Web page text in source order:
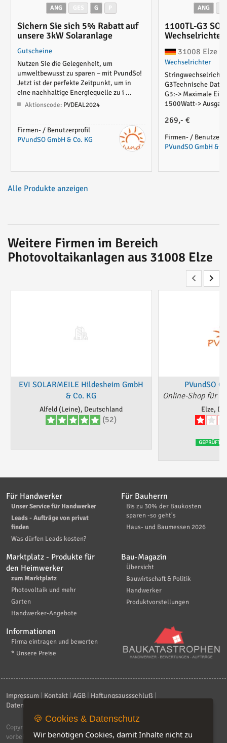
ANG G
Sichern Sie sich 5% Rabatt auf
unsere 3kW Solaranlage
Gutscheine
Nutzen Sie die Gelegenheit, um
umweltbewusst zu sparen – mit PvundSo!
Jetzt ist der perfekte Zeitpunkt, um in
eine nachhaltige Energiequelle zu i ...
Aktionscode: PVDEAL2024
Firmen- / Benutzerprofil
PVundSO GmbH & Co. KG
ANG
1100TL-G3
Wechselrichter
31008 Elze
Wechselrichter
G3Technische
G3:-> Maximale
1500Watt->
269,- €
Firmen- /
PVundSO GmbH &
Alle Produkte anzeigen
Weitere Firmen im Bereich
Photovoltaikanlagen aus 31008 Elze
EVI SOLARMEILE Hildesheim GmbH
& Co. KG
Alfeld (Leine), Deutschland
(52)
PVundSO
Online-Shop für
Elze,
Für Handwerker
Unser Service für Handwerker
Leads - Aufträge von privat
finden
Was dürfen Leads kosten?
Für Bauherrn
Bis zu 30% der Baukosten
sparen -so geht's
Haus- und Baumessen 2026
Marktplatz - Produkte für
den Heimwerker
zum Marktplatz
Photovoltaik und mehr
Garten
Handwerker-Angebote
Bau-Magazin
Übersicht
Bauwirtschaft & Politik
Handwerker
Produktvorstellungen
Informationen
Firma eintragen und bewerten
* Unsere Preise
Impressum Kontakt AGB Haftungsaussschluß
Datenschutzerklärung
Copyright © 2026
vorbehalten.
🍪 Cookies & Datenschutz
Wir benötigen Cookies, damit Inhalte nicht zu